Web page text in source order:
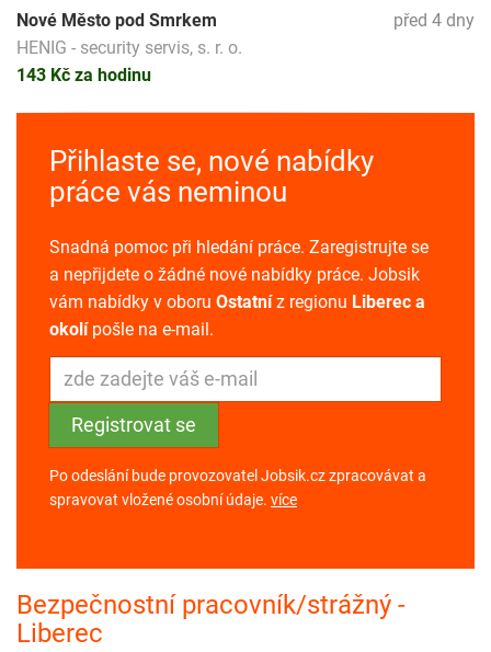
před 4 dny
Nové Město pod Smrkem
HENIG - security servis, s. r. o.
143 Kč za hodinu
Přihlaste se, nové nabídky
práce vás neminou
Snadná pomoc při hledání práce. Zaregistrujte se
a nepřijdete o žádné nové nabídky práce. Jobsik
vám nabídky v oboru Ostatníz regionu Liberec a
okolípošle na e-mail.
Po odeslání bude provozovatel Jobsik.cz zpracovávat a
spravovat vložené osobní údaje. více
Bezpečnostní pracovník/strážný -
Liberec